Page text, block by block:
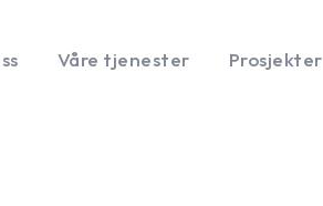
Våre tjenester Prosjekter